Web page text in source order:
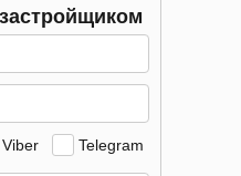
Viber Telegram